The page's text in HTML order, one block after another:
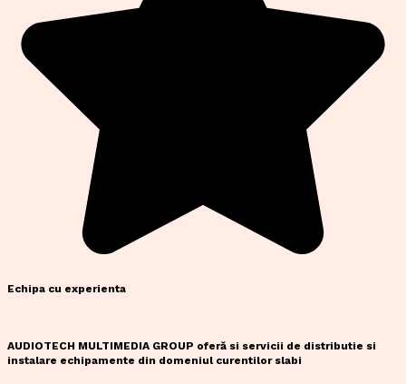
Echipa cu experienta
AUDIOTECH MULTIMEDIA GROUP oferă si servicii de distributie si
instalare echipamente din domeniul curentilor slabi